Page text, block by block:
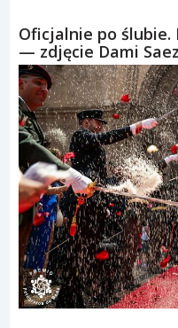
Oficjalnie po
— zdjęcie Dami Saez